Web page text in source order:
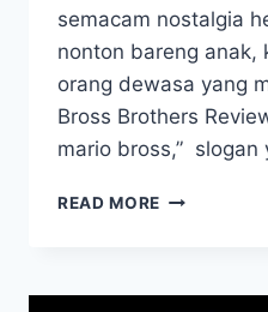
semacam nostalgia
nonton bareng anak,
orang dewasa yang
Bross Brothers
mario bross,” slogan
READ MORE REVIEW
MARIO